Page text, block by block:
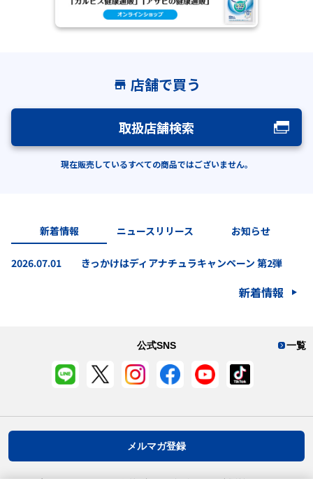
店舗で買う
取扱店舗検索
現在販売しているすべての商品ではございません。
新着情報 ニュースリリース お知らせ
2026.07.01 きっかけはディアナチュラキャンペーン 第2弾
新着情報
幼児食「ぱくぱくプレキッズ」6 アイテム追加 9月
14日発売
粉末やフレークタイプのベビーフード「素材ふり
ふり」9月14日発売
2026.08.06
離乳初期から使えるレトルトおかゆ「お米を味わ
9月3日発売
ニュースリリース
ット 自主回収に関するお詫びとお知らせ
2025.04.07
『和光堂レーベンスミルク はいはい 300g』の販
用しておりません
2024.01.26
アサヒWebサービスセキュリティ強化~長期未利
用者の会員情報削除~について
2023.07.11
アサヒカルピスウェルネスショップ「骨こつケ
ア」の模倣品にご注意ください
2022.06.10
ディアナチュラ公式Instagramアカウントを
装った偽アカウントにご注意ください
2018.06.26
アサヒグループを装う不審なメールや電話にご注
一覧
公式SNS
メルマガ登録